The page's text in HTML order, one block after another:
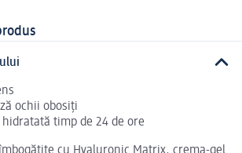
ochii obosiţi
timp de 24 de ore
cu Hyaluronic Matrix, crema-gel